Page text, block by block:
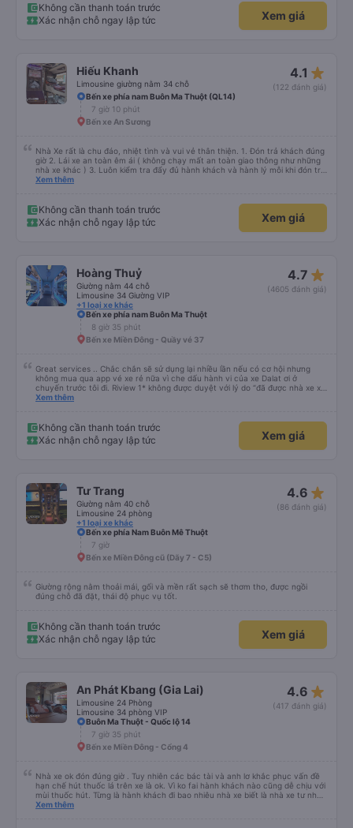
đối với tôi và gia đình. Chúng tôi rất vui và hài lòng từ đầu đến cuối. Rất đáng
giới thiệu! 💛 Về ứng dụng, nó rất dễ sử dụng, thân thiện với người dùng và
tiện lợi khi đặt chuyến đi của chúng tôi. Mọi thứ đều diễn ra suôn sẻ!
Không cần thanh toán trước
Xác nhận chỗ ngay lập tức
Xem giá
Hiếu Khanh
Limousine giường nằm 34 chỗ
4.1 star_rate
(122 đánh giá)
Bến xe phía nam Buôn Ma Thuột (QL14)
7 giờ 10 phút
Bến xe An Sương
Nhà Xe rất là chu đáo, nhiệt tình và vui vẻ thân thiện. 1. Đón trả khách đúng
giờ 2. Lái xe an toàn êm ái ( không chạy mất an toàn giao thông như những
nhà xe khác ) 3. Luôn kiểm tra đẩy đủ hành khách và hành lý mỗi khi đón trả
khách. 4. Đặc biệt ngoài chăn gối và các tiện nghi khác, thì xe Hiếu Khanh
những chuyến đi tiếp theo. Chúc nhà xe tương lai càng phát triển và đội ngũ
công nhân viên của nhà xe luôn luôn vui vẻ giữ được sức khỏe !
Xem thêm
Không cần thanh toán trước
Xác nhận chỗ ngay lập tức
Xem giá
Hoàng Thuỷ
Giường nằm 44 chỗ
Limousine 34 Giường VIP
+1 loại xe khác
4.7 star_rate
(4605 đánh giá)
Bến xe phía nam Buôn Ma Thuột
8 giờ 35 phút
Bến xe Miền Đông - Quầy vé 37
Great services .. Chắc chắn sẽ sử dụng lại nhiều lần nếu có cơ hội nhưng
không mua qua app vé xe rẻ nữa vì che dấu hành vi của xe Dalat ơi ở
chuyến trước tôi đi. Riview 1* không được duyệt với lý do “đã được nhà xe xử
lý với khách hàng” trong khi tôi là khách hàng và trải nghiệm của tôi lại nói là
Chúng tôi cũng sẽ viết bài trên các nền tảng về trải nghiệm của tôi cả về
Dalat lẫn vé xe rẻ. Xin cảm ơn.
Xem thêm
Không cần thanh toán trước
Xác nhận chỗ ngay lập tức
Xem giá
Tư Trang
Giường nằm 40 chỗ
Limousine 24 phòng
+1 loại xe khác
4.6 star_rate
(86 đánh giá)
Bến xe phía Nam Buôn Mê Thuột
7 giờ
Bến xe Miền Đông cũ (Dãy 7 - C5)
Giường rộng nằm thoải mái, gối và mền rất sạch sẽ thơm tho, được ngồi
đúng chỗ đã đặt, thái độ phục vụ tốt.
Không cần thanh toán trước
Xác nhận chỗ ngay lập tức
Xem giá
An Phát Kbang (Gia Lai)
Limousine 24 Phòng
Limousine 34 phòng VIP
4.6 star_rate
(417 đánh giá)
Buôn Ma Thuột - Quốc lộ 14
7 giờ 35 phút
Bến xe Miền Đông - Cổng 4
Nhà xe ok đón đúng giờ . Tuy nhiên các bác tài và anh lơ khắc phục vấn đề
hạn chế hút thuốc lá trên xe là ok. Vì ko fai hành khách nào cũng dễ chịu với
mùi thuốc hút. Từng là hành khách đi bao nhiêu nhà xe biết là nhà xe tư nhân
, nhưng hãy theo cách vận hành của Phương Trang Busline, từ tổng đài cho
Xem thêm